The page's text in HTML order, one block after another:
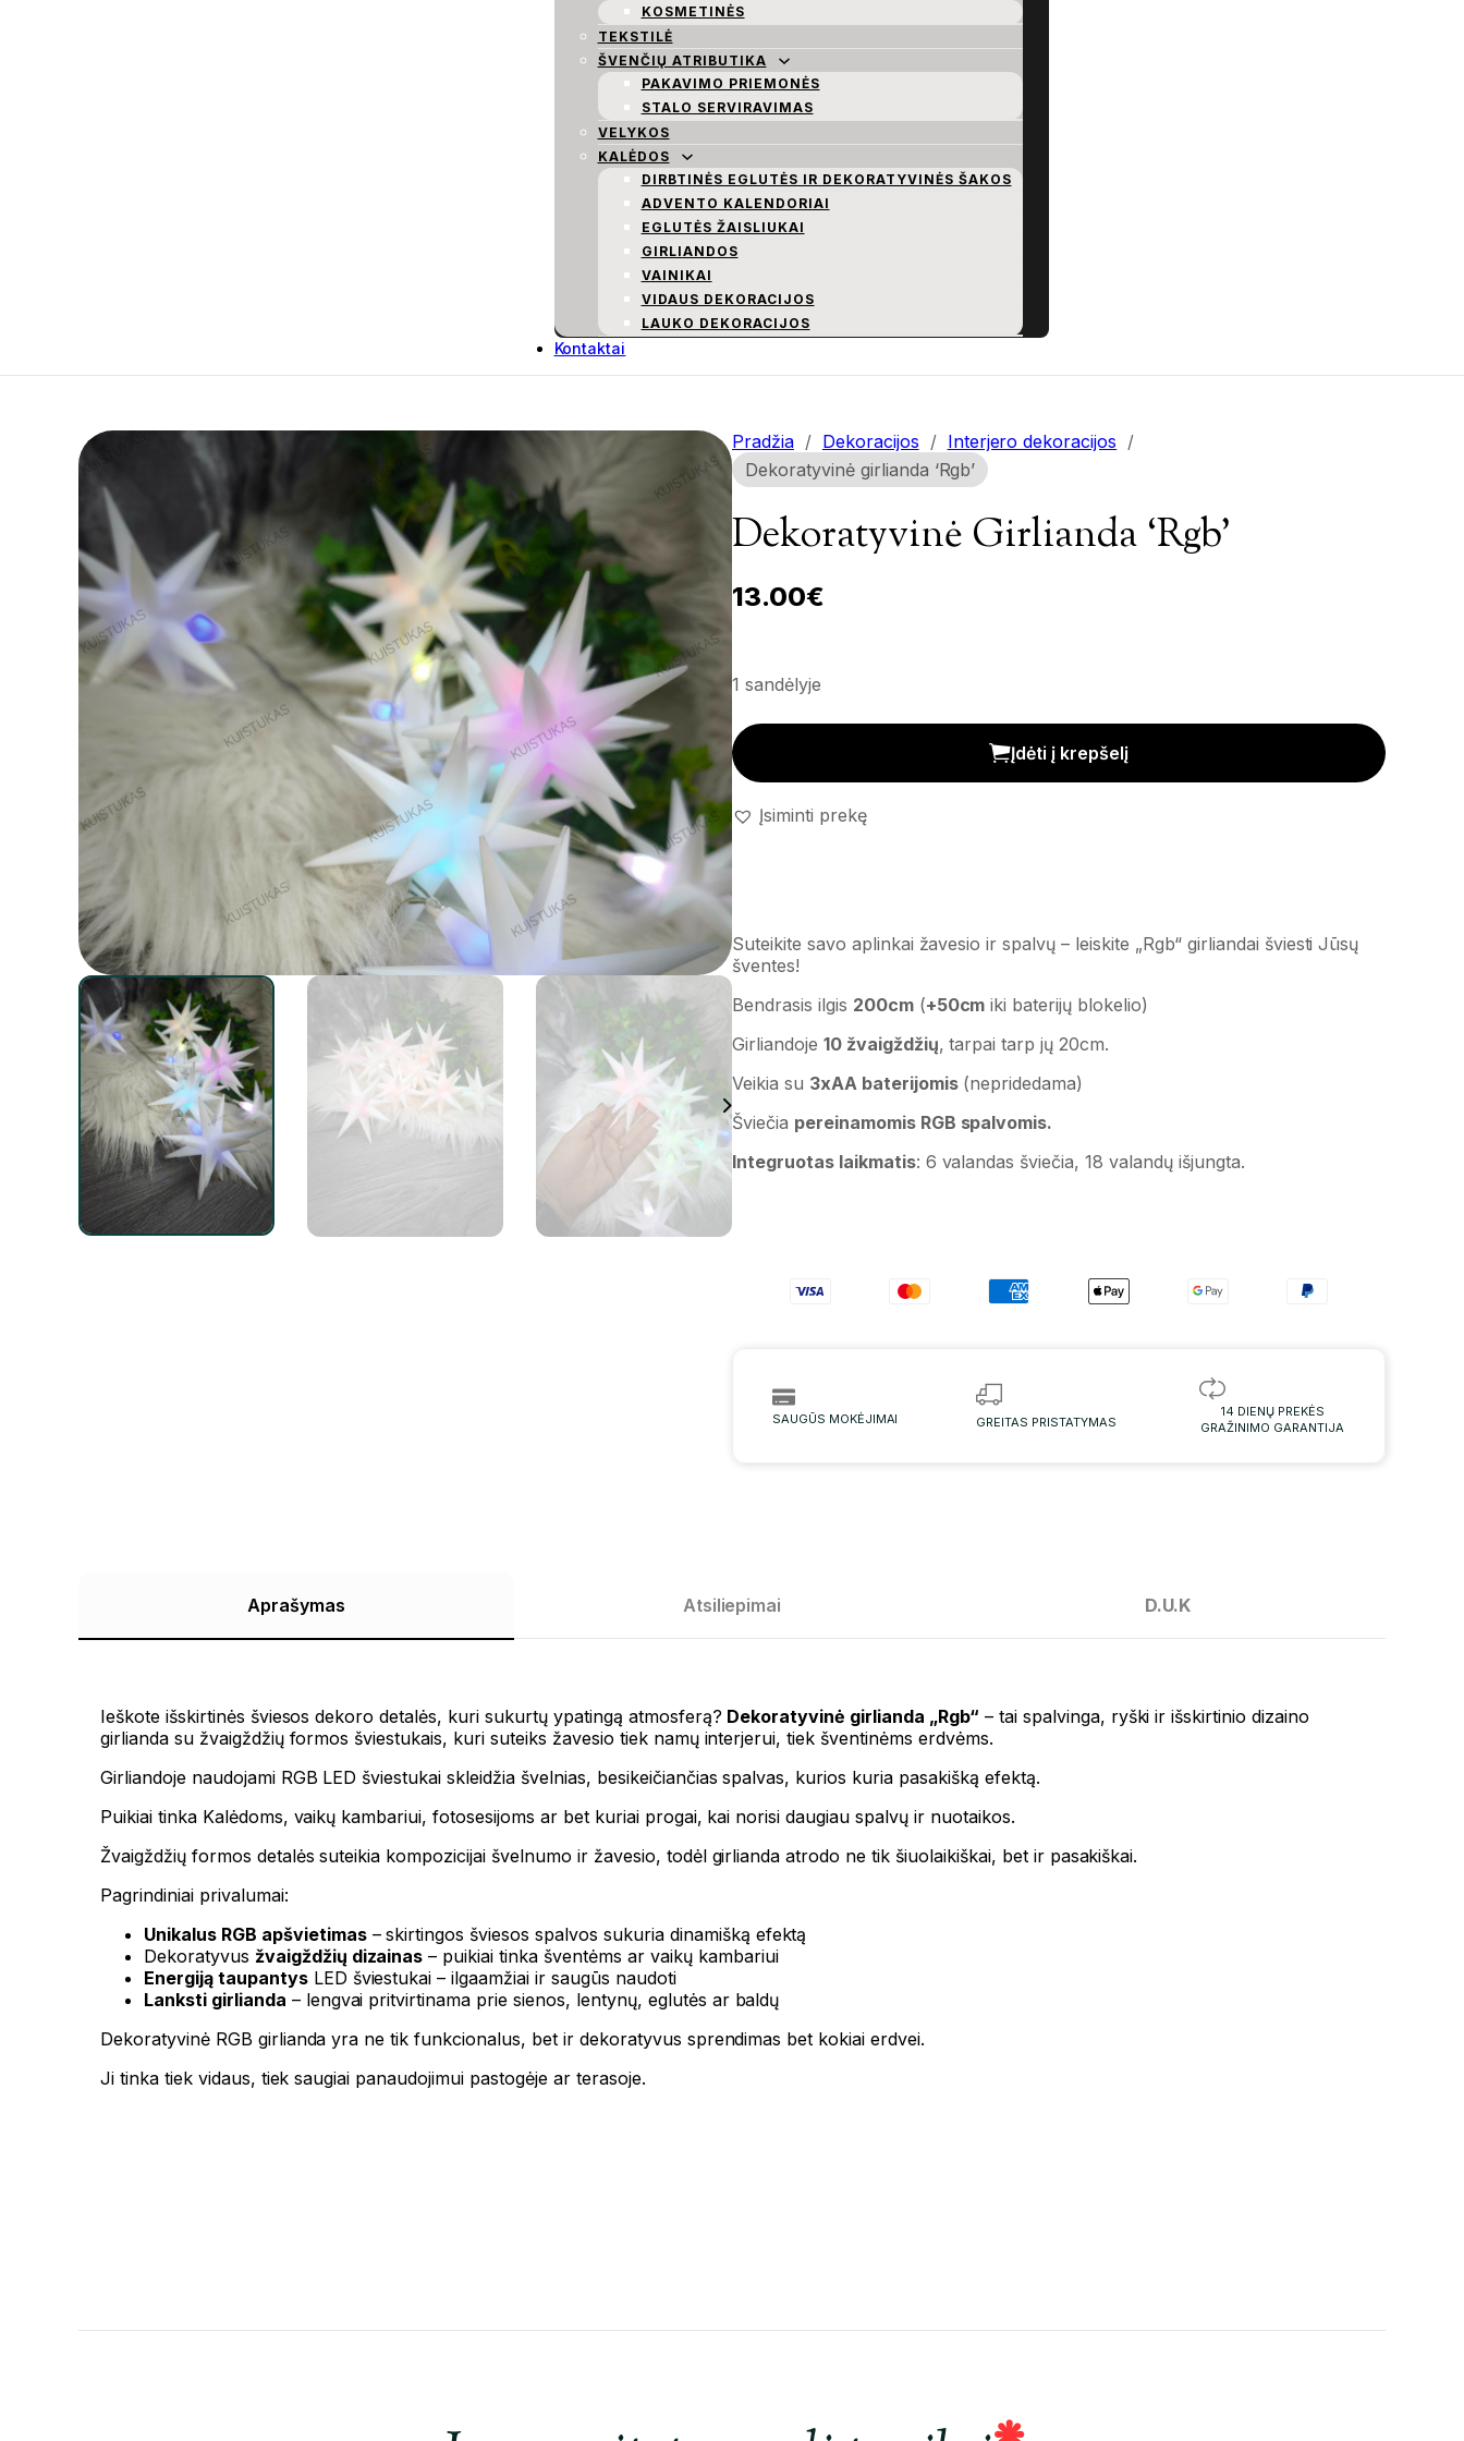
KOSMETINĖS
TEKSTILĖ
ŠVENČIŲ ATRIBUTIKA
PAKAVIMO PRIEMONĖS
STALO SERVIRAVIMAS
VELYKOS
KALĖDOS
DIRBTINĖS EGLUTĖS IR DEKORATYVINĖS ŠAKOS
ADVENTO KALENDORIAI
EGLUTĖS ŽAISLIUKAI
GIRLIANDOS
VAINIKAI
VIDAUS DEKORACIJOS
LAUKO DEKORACIJOS
Kontaktai
Pradžia / Dekoracijos / Interjero dekoracijos /
Dekoratyvinė girlianda ‘Rgb’
Dekoratyvinė Girlianda ‘Rgb’
13.00€
1 sandėlyje
Dekoratyvinė girlianda 'Rgb' kiekis
Įdėti į krepšelį
Įsiminti prekę
Suteikite savo aplinkai žavesio ir spalvų – leiskite „Rgb“ girliandai šviesti Jūsų
šventes!
Bendrasis ilgis 200cm(+50cm iki baterijų blokelio)
Girliandoje 10 žvaigždžių, tarpai tarp jų 20cm.
Veikia su 3xAA baterijomis(nepridedama)
Šviečia pereinamomis RGB spalvomis.
Integruotas laikmatis: 6 valandas šviečia, 18 valandų išjungta.
SAUGŪS MOKĖJIMAI GREITAS PRISTATYMAS
14 DIENŲ PREKĖS
GRAŽINIMO GARANTIJA
Aprašymas Atsiliepimai D.U.K
Ieškote išskirtinės šviesos dekoro detalės, kuri sukurtų ypatingą atmosferą? Dekoratyvinė girlianda „Rgb“ – tai spalvinga, ryški ir išskirtinio dizaino
girlianda su žvaigždžių formos šviestukais, kuri suteiks žavesio tiek namų interjerui, tiek šventinėms erdvėms.
Girliandoje naudojami RGB LED šviestukai skleidžia švelnias, besikeičiančias spalvas, kurios kuria pasakišką efektą.
Puikiai tinka Kalėdoms, vaikų kambariui, fotosesijoms ar bet kuriai progai, kai norisi daugiau spalvų ir nuotaikos.
Žvaigždžių formos detalės suteikia kompozicijai švelnumo ir žavesio, todėl girlianda atrodo ne tik šiuolaikiškai, bet ir pasakiškai.
Pagrindiniai privalumai:
Unikalus RGB apšvietimas– skirtingos šviesos spalvos sukuria dinamišką efektą
Dekoratyvus žvaigždžių dizainas – puikiai tinka šventėms ar vaikų kambariui
Energiją taupantysLED šviestukai – ilgaamžiai ir saugūs naudoti
Lanksti girlianda – lengvai pritvirtinama prie sienos, lentynų, eglutės ar baldų
Dekoratyvinė RGB girlianda yra ne tik funkcionalus, bet ir dekoratyvus sprendimas bet kokiai erdvei.
Ji tinka tiek vidaus, tiek saugiai panaudojimui pastogėje ar terasoje.